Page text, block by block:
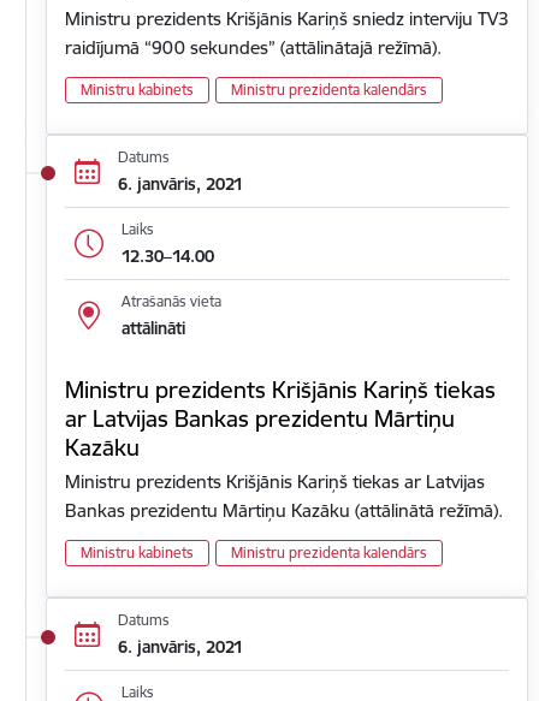
Ministru prezidents Krišjānis Kariņš sniedz interviju TV3
raidījumā “900 sekundes” (attālinātajā režīmā).
Ministru kabinets Ministru prezidenta kalendārs
Datums
6. janvāris, 2021
Laiks
12.30–14.00
Atrašanās vieta
attālināti
Ministru prezidents Krišjānis Kariņš tiekas
ar Latvijas Bankas prezidentu Mārtiņu
Kazāku
Ministru prezidents Krišjānis Kariņš tiekas ar Latvijas
Bankas prezidentu Mārtiņu Kazāku (attālinātā režīmā).
Ministru kabinets Ministru prezidenta kalendārs
Datums
6. janvāris, 2021
Laiks